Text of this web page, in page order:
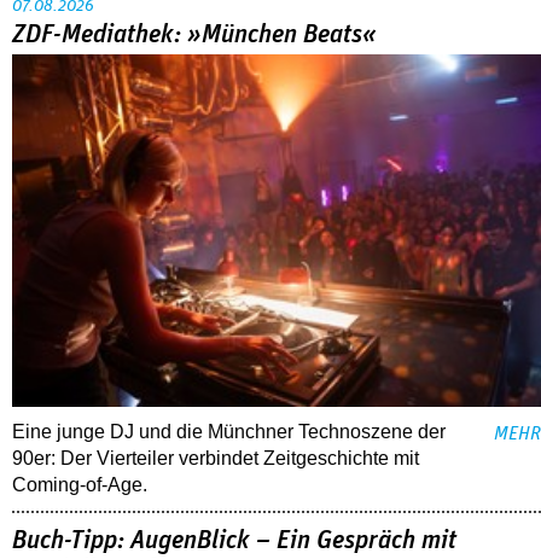
07.08.2026
ZDF-Mediathek: »München Beats«
Eine junge DJ und die Münchner Technoszene der
90er: Der Vierteiler verbindet Zeitgeschichte mit
Coming-of-Age.
MEHR
Buch-Tipp: AugenBlick – Ein Gespräch mit